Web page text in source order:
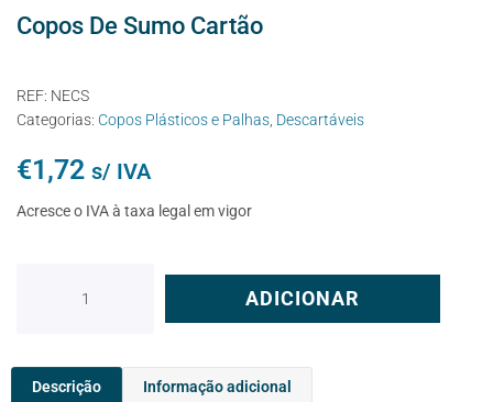
Copos De Sumo Cartão
REF: NECS
Categorias: Copos Plásticos e Palhas Descartáveis
€1,72 s/ IVA
Acresce o IVA à taxa legal em vigor
ADICIONAR
Descrição Informação adicional